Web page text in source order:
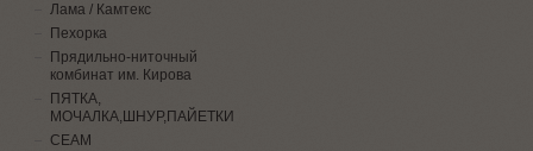
Лама / Камтекс
Пехорка
Прядильно-ниточный
комбинат им. Кирова
ПЯТКА,
МОЧАЛКА,ШНУР,ПАЙЕТКИ
СЕАМ